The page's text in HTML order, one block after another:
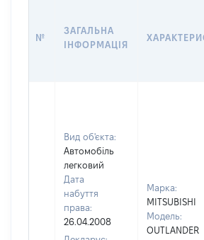
№
ЗАГАЛЬНА
ІНФОРМАЦІЯ
Вид об'єкта:
Автомобіль
легковий
Дата
набуття
права:
26.04.2008
Марка:
MITSUBISHI
Модель:
OUTLANDER